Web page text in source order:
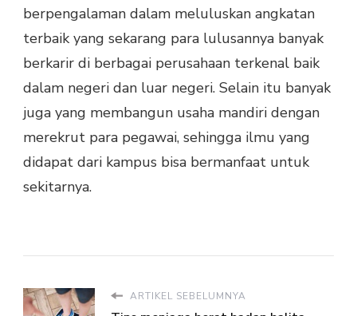
berpengalaman dalam meluluskan angkatan
terbaik yang sekarang para lulusannya banyak
berkarir di berbagai perusahaan terkenal baik
dalam negeri dan luar negeri. Selain itu banyak
juga yang membangun usaha mandiri dengan
merekrut para pegawai, sehingga ilmu yang
didapat dari kampus bisa bermanfaat untuk
sekitarnya.
ARTIKEL SEBELUMNYA